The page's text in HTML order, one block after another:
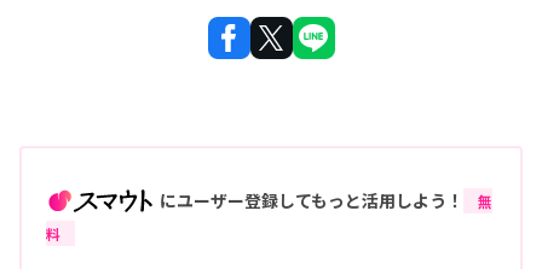
にユーザー登録してもっと活用しよう！
無
料